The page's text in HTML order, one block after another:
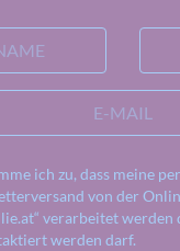
E-MAIL
ich zu, dass meine
von der
verarbeitet werden
werden darf.